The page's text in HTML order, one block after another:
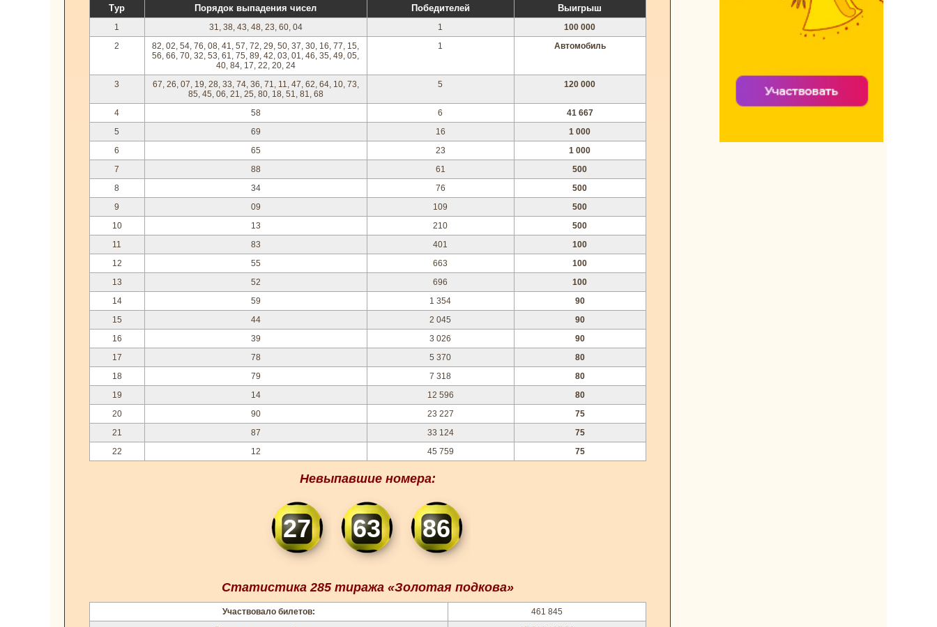
Тур Порядок выпадения чисел Победителей Выигрыш
1 31, 38, 43, 48, 23, 60, 04 1
100 000
2
82, 02, 54, 76, 08, 41, 57, 72, 29, 50, 37, 30, 16, 77, 15,
56, 66, 70, 32, 53, 61, 75, 89, 42, 03, 01, 46, 35, 49, 05,
40, 84, 17, 22, 20, 24
1 Автомобиль
3
67, 26, 07, 19, 28, 33, 74, 36, 71, 11, 47, 62, 64, 10, 73,
85, 45, 06, 21, 25, 80, 18, 51, 81, 68
5 120 000
4 58 6
41 667
5
69 16
1 000
6
65 23
1 000
7
88 61
500
8
34 76
500
9
09 109
500
10
13 210
500
11
83 401
100
12
55 663
100
13
52 696
100
14
59 1 354
90
15
44 2 045
90
16
39 3 026
90
17
78 5 370
80
18
79 7 318
80
19
14 12 596
80
20
90 23 227
75
21
87 33 124
75
22
12 45 759 75
Невыпавшие номера:
27 63 86
Статистика 285 тиража «Золотая подкова»
Участвовало билетов:
461 845